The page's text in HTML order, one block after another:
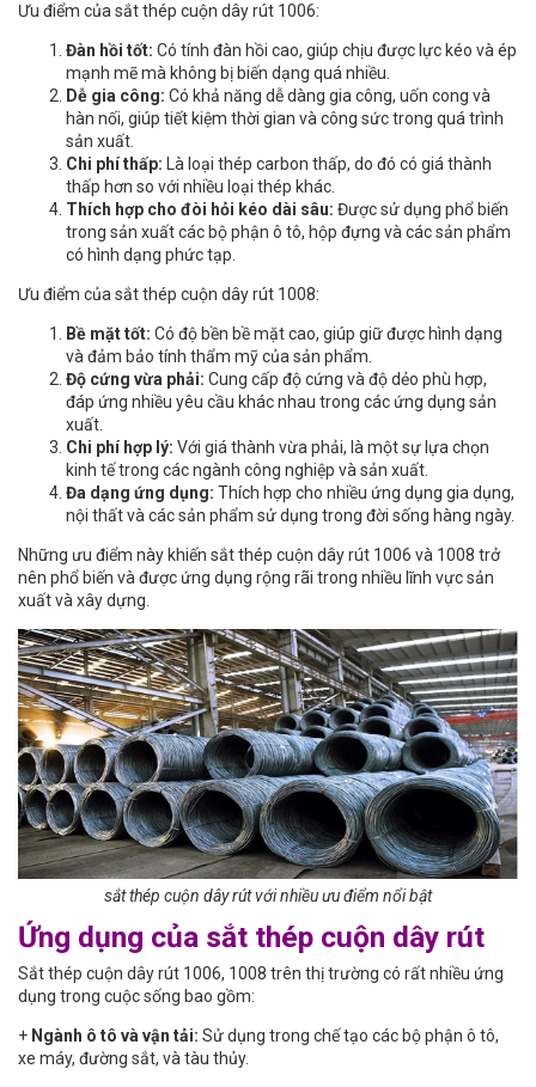
Ưu điểm của sắt thép cuộn dây rút 1006:
Đàn hồi tốt: Có tính đàn hồi cao, giúp chịu được lực kéo và ép
mạnh mẽ mà không bị biến dạng quá nhiều.
Dễ gia công: Có khả năng dễ dàng gia công, uốn cong và
hàn nối, giúp tiết kiệm thời gian và công sức trong quá trình
sản xuất.
Chi phí thấp: Là loại thép carbon thấp, do đó có giá thành
thấp hơn so với nhiều loại thép khác.
Thích hợp cho đòi hỏi kéo dài sâu: Được sử dụng phổ biến
trong sản xuất các bộ phận ô tô, hộp đựng và các sản phẩm
có hình dạng phức tạp.
Ưu điểm của sắt thép cuộn dây rút 1008:
Bề mặt tốt: Có độ bền bề mặt cao, giúp giữ được hình dạng
và đảm bảo tính thẩm mỹ của sản phẩm.
Độ cứng vừa phải: Cung cấp độ cứng và độ dẻo phù hợp,
đáp ứng nhiều yêu cầu khác nhau trong các ứng dụng sản
xuất.
Chi phí hợp lý: Với giá thành vừa phải, là một sự lựa chọn
kinh tế trong các ngành công nghiệp và sản xuất.
Đa dạng ứng dụng: Thích hợp cho nhiều ứng dụng gia dụng,
nội thất và các sản phẩm sử dụng trong đời sống hàng ngày.
Những ưu điểm này khiến sắt thép cuộn dây rút 1006 và 1008 trở
nên phổ biến và được ứng dụng rộng rãi trong nhiều lĩnh vực sản
xuất và xây dựng.
sắt thép cuộn dây rút với nhiều ưu điểm nổi bật
Ứng dụng của sắt thép cuộn dây rút
Sắt thép cuộn dây rút 1006, 1008 trên thị trường có rất nhiều ứng
dụng trong cuộc sống bao gồm:
+ Ngành ô tô và vận tải: Sử dụng trong chế tạo các bộ phận ô tô,
xe máy, đường sắt, và tàu thủy.